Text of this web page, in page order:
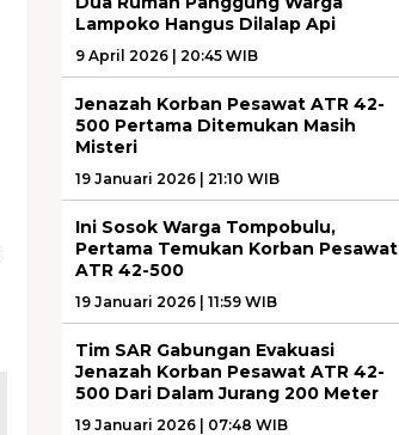
Lampoko Hangus Dilalap Api
9 April 2026 | 20:45 WIB
Jenazah Korban Pesawat ATR 42-
500 Pertama Ditemukan Masih
Misteri
19 Januari 2026 | 21:10 WIB
Ini Sosok Warga Tompobulu,
Pertama Temukan Korban Pesawat
ATR 42-500
19 Januari 2026 | 11:59 WIB
Tim SAR Gabungan Evakuasi
Jenazah Korban Pesawat ATR 42-
500 Dari Dalam Jurang 200 Meter
19 Januari 2026 | 07:48 WIB